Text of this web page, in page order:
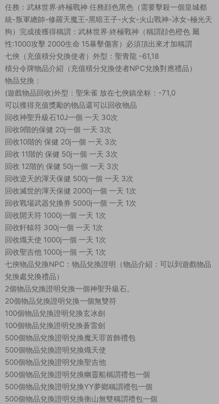
任務：武林世界·終極戰神 任務顔色黑色（需要擊殺一個皇城都
統-叛軍總帥-修羅天魔王-黑暗王子-火女-火山戰神-冰女-極光天
狗）完成後獲得稱謂：武林世界·終極戰神（稱謂顔色橙色 屬
性:1000攻擊 2000生命 15暴擊傷害）必須頂出來才加稱謂
七俠（充值積分兌換使者）外型：聖青龍 -61,18
積分令牌物品介紹（充值積分兌換使者NPC兌換對應禮品）
物品兌換：
(遊戲物品回收)外型：聖朱雀 放在七俠鎮坐标：-71,0
可以獲得充值獎勵的物品還可以回收物品
回收神聖升級石10J一個 一天 30次
回收9階的保健 20j一個 一天 3次
回收10階的 保健 20j一個 一天 3次
回收 11階的 保健 50j一個 一天 3次
回收 12階的 保健 50j一個 一天 3次
回收逆天的渾天保健 500j一個 一天 3次
回收滅世的渾天保健 2000j一個 一天 1次
回收戰場武器兌換券 5000j一個 一天 1次
回收開天符 1000j一個 一天 1次
回收軒轅符 300j一個 一天 1次
回收熾天使 1000j一個 一天 1次
回收聖吉他 1000j一個 一天 1次
七俠物品兌換NPC：物品兌換證明（物品介紹：可以到遊戲物品
兌換處兌換禮品）
2個物品兌換證明兌換一個神聖升級石。
20個物品兌換證明兌換一個無雙符
100個物品兌換證明兌換玄冰劍
100個物品兌換證明兌換蒼雷劍
500個物品兌換證明兌換魔天罪首飾禮包
500個物品兌換證明兌換熾天使
500個物品兌換證明兌換聖吉他
500個物品兌換證明兌換幽靈船稱謂禮包一個
500個物品兌換證明兌換YY夢鄉稱謂禮包一個
500個物品兌換證明兌換衡山無雙稱謂禮包一個